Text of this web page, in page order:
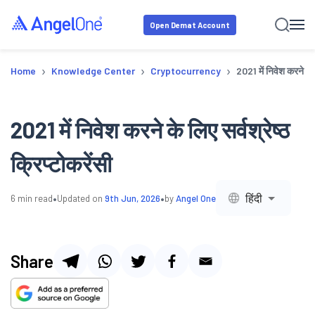
Open Demat Account
Home › Knowledge Center › Cryptocurrency › 2021 में निवेश करने के
2021 में निवेश करने के लिए सर्वश्रेष्ठ
क्रिप्टोकरेंसी
6 min read•Updated on 9th Jun, 2026•byAngel One हिंदी
Share